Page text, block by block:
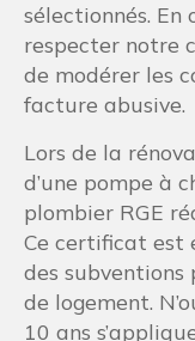
sélectionnés. En
respecter notre
de modérer les
facture abusive.
Lors de la
d’une pompe à
plombier RGE
Ce certificat est
des subventions
de logement.
10 ans